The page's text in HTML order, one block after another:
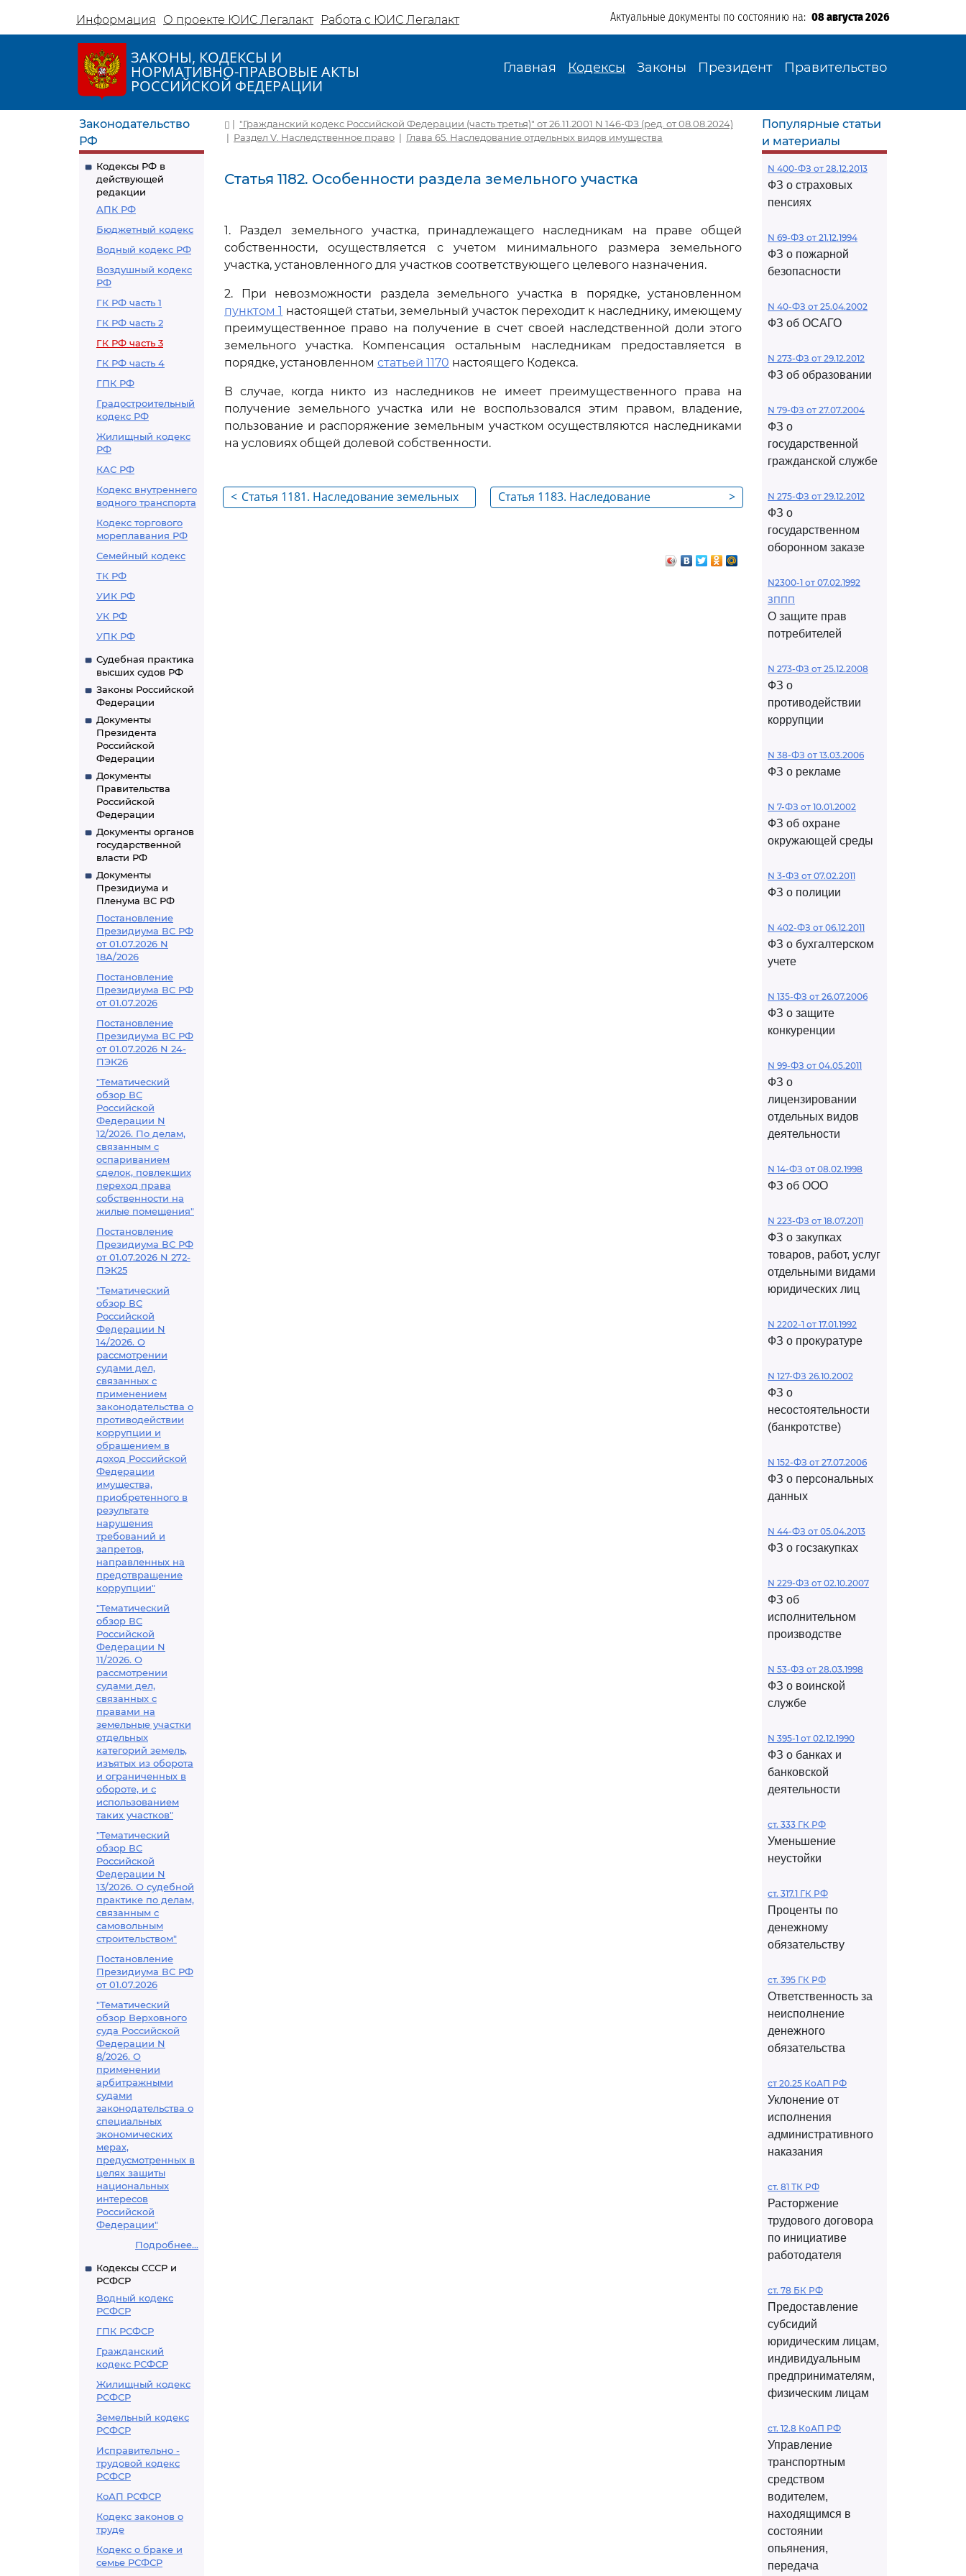
Информация О проекте ЮИС Легалакт Работа с ЮИС Легалакт Актуальные документы по состоянию на: 08 августа 2026
ЗАКОНЫ, КОДЕКСЫ И
НОРМАТИВНО-ПРАВОВЫЕ АКТЫ
РОССИЙСКОЙ ФЕДЕРАЦИИ
Главная Кодексы Законы Президент Правительство
Законодательство
РФ
Кодексы РФ в
действующей
редакции
АПК РФ
Бюджетный кодекс
Водный кодекс РФ
Воздушный кодекс
РФ
ГК РФ часть 1
ГК РФ часть 2
ГК РФ часть 3
ГК РФ часть 4
ГПК РФ
Градостроительный
кодекс РФ
Жилищный кодекс
РФ
КАС РФ
Кодекс внутреннего
водного транспорта
Кодекс торгового
мореплавания РФ
Семейный кодекс
ТК РФ
УИК РФ
УК РФ
УПК РФ
Судебная практика
высших судов РФ
Законы Российской
Федерации
Документы
Президента
Российской
Федерации
Документы
Правительства
Российской
Федерации
Документы органов
государственной
власти РФ
Документы
Президиума и
Пленума ВС РФ
Постановление
Президиума ВС РФ
от 01.07.2026 N
18А/2026
Постановление
Президиума ВС РФ
от 01.07.2026
Постановление
Президиума ВС РФ
от 01.07.2026 N 24-
ПЭК26
"Тематический
обзор ВС
Российской
Федерации N
12/2026. По делам,
связанным с
оспариванием
сделок, повлекших
переход права
собственности на
жилые помещения"
Постановление
Президиума ВС РФ
от 01.07.2026 N 272-
ПЭК25
"Тематический
обзор ВС
Российской
Федерации N
14/2026. О
рассмотрении
судами дел,
связанных с
применением
законодательства о
противодействии
коррупции и
обращением в
доход Российской
Федерации
имущества,
приобретенного в
результате
нарушения
требований и
запретов,
направленных на
предотвращение
коррупции"
"Тематический
обзор ВС
Российской
Федерации N
11/2026. О
рассмотрении
судами дел,
связанных с
правами на
земельные участки
отдельных
категорий земель,
изъятых из оборота
и ограниченных в
обороте, и с
использованием
таких участков"
"Тематический
обзор ВС
Российской
Федерации N
13/2026. О судебной
практике по делам,
связанным с
самовольным
строительством"
Постановление
Президиума ВС РФ
от 01.07.2026
"Тематический
обзор Верховного
суда Российской
Федерации N
8/2026. О
применении
арбитражными
судами
законодательства о
специальных
экономических
мерах,
предусмотренных в
целях защиты
национальных
интересов
Российской
Федерации"
Подробнее...
Кодексы СССР и
РСФСР
Водный кодекс
РСФСР
ГПК РСФСР
Гражданский
кодекс РСФСР
Жилищный кодекс
РСФСР
Земельный кодекс
РСФСР
Исправительно -
трудовой кодекс
РСФСР
КоАП РСФСР
Кодекс законов о
труде
Кодекс о браке и
семье РСФСР
| "Гражданский кодекс Российской Федерации (часть третья)" от 26.11.2001 N 146-ФЗ (ред. от 08.08.2024)
| Раздел V. Наследственное право | Глава 65. Наследование отдельных видов имущества
Статья 1182. Особенности раздела земельного участка
1. Раздел земельного участка, принадлежащего наследникам на праве общей
собственности, осуществляется с учетом минимального размера земельного
участка, установленного для участков соответствующего целевого назначения.
2. При невозможности раздела земельного участка в порядке, установленном
пунктом 1 настоящей статьи, земельный участок переходит к наследнику, имеющему
преимущественное право на получение в счет своей наследственной доли этого
земельного участка. Компенсация остальным наследникам предоставляется в
порядке, установленном статьей 1170 настоящего Кодекса.
В случае, когда никто из наследников не имеет преимущественного права на
получение земельного участка или не воспользовался этим правом, владение,
пользование и распоряжение земельным участком осуществляются наследниками
на условиях общей долевой собственности.
< Статья 1181. Наследование земельных
>
Статья 1183. Наследование
качестве средств к существованию
Популярные статьи
и материалы
N 400-ФЗ от 28.12.2013
ФЗ о страховых
пенсиях
N 69-ФЗ от 21.12.1994
ФЗ о пожарной
безопасности
N 40-ФЗ от 25.04.2002
ФЗ об ОСАГО
N 273-ФЗ от 29.12.2012
ФЗ об образовании
N 79-ФЗ от 27.07.2004
ФЗ о
государственной
гражданской службе
N 275-ФЗ от 29.12.2012
ФЗ о
государственном
оборонном заказе
N2300-1 от 07.02.1992
ЗППП
О защите прав
потребителей
N 273-ФЗ от 25.12.2008
ФЗ о
противодействии
коррупции
N 38-ФЗ от 13.03.2006
ФЗ о рекламе
N 7-ФЗ от 10.01.2002
ФЗ об охране
окружающей среды
N 3-ФЗ от 07.02.2011
ФЗ о полиции
N 402-ФЗ от 06.12.2011
ФЗ о бухгалтерском
учете
N 135-ФЗ от 26.07.2006
ФЗ о защите
конкуренции
N 99-ФЗ от 04.05.2011
ФЗ о
лицензировании
отдельных видов
деятельности
N 14-ФЗ от 08.02.1998
ФЗ об ООО
N 223-ФЗ от 18.07.2011
ФЗ о закупках
товаров, работ, услуг
отдельными видами
юридических лиц
N 2202-1 от 17.01.1992
ФЗ о прокуратуре
N 127-ФЗ 26.10.2002
ФЗ о
несостоятельности
(банкротстве)
N 152-ФЗ от 27.07.2006
ФЗ о персональных
данных
N 44-ФЗ от 05.04.2013
ФЗ о госзакупках
N 229-ФЗ от 02.10.2007
ФЗ об
исполнительном
производстве
N 53-ФЗ от 28.03.1998
ФЗ о воинской
службе
N 395-1 от 02.12.1990
ФЗ о банках и
банковской
деятельности
ст. 333 ГК РФ
Уменьшение
неустойки
ст. 317.1 ГК РФ
Проценты по
денежному
обязательству
ст. 395 ГК РФ
Ответственность за
неисполнение
денежного
обязательства
ст 20.25 КоАП РФ
Уклонение от
исполнения
административного
наказания
ст. 81 ТК РФ
Расторжение
трудового договора
по инициативе
работодателя
ст. 78 БК РФ
Предоставление
субсидий
юридическим лицам,
индивидуальным
предпринимателям,
физическим лицам
ст. 12.8 КоАП РФ
Управление
транспортным
средством
водителем,
находящимся в
состоянии
опьянения,
передача